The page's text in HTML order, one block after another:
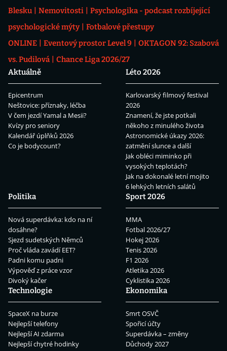
Blesku
Nemovitosti
Psychologika - podcast rozbíjející
psychologické mýty
Fotbalové přestupy
ONLINE
Eventový prostor Level 9
OKTAGON 92: Szabová
vs. Pudilová
Chance Liga 2026/27
Aktuálně
Epicentrum
Neštovice: příznaky, léčba
V čem jezdí Yamal a Mesii?
Kvízy pro seniory
Kalendář úplňků 2026
Co je bodycount?
Léto 2026
Karlovarský filmový festival
2026
Znamení, že jste potkali
někoho z minulého života
Astronomické úkazy 2026:
zatmění slunce a další
Jak obléci miminko při
vysokých teplotách?
Jak na dokonalé letní mojito
6 lehkých letních salátů
Politika
Nová superdávka: kdo na ní
dosáhne?
Sjezd sudetských Němců
Proč vláda zavádí EET?
Padni komu padni
Výpověď z práce vzor
Divoký kačer
Sport 2026
MMA
Fotbal 2026/27
Hokej 2026
Tenis 2026
F1 2026
Atletika 2026
Cyklistika 2026
Technologie
SpaceX na burze
Nejlepší telefony
Nejlepší AI zdarma
Nejlepší chytré hodinky
Ekonomika
Smrt OSVČ
Spořicí účty
Superdávka – změny
Důchody 2027